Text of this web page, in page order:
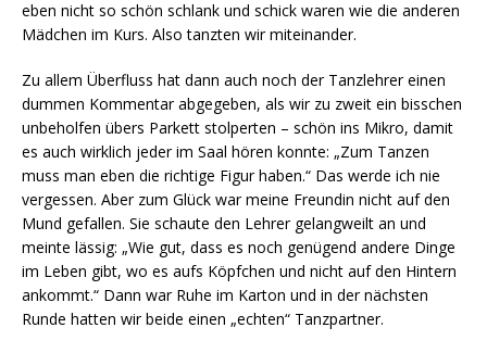
eben nicht so schön schlank und schick waren wie die anderen
Mädchen im Kurs. Also tanzten wir miteinander.
Zu allem Überfluss hat dann auch noch der Tanzlehrer einen
dummen Kommentar abgegeben, als wir zu zweit ein bisschen
unbeholfen übers Parkett stolperten – schön ins Mikro, damit
es auch wirklich jeder im Saal hören konnte: „Zum Tanzen
muss man eben die richtige Figur haben.“ Das werde ich nie
vergessen. Aber zum Glück war meine Freundin nicht auf den
Mund gefallen. Sie schaute den Lehrer gelangweilt an und
meinte lässig: „Wie gut, dass es noch genügend andere Dinge
im Leben gibt, wo es aufs Köpfchen und nicht auf den Hintern
ankommt.“ Dann war Ruhe im Karton und in der nächsten
Runde hatten wir beide einen „echten“ Tanzpartner.